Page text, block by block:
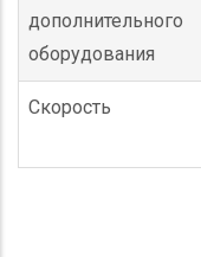
дополнительного
оборудования
Скорость